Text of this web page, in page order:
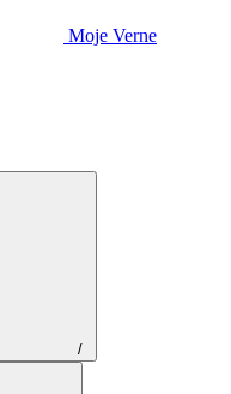
Moje Verne
/